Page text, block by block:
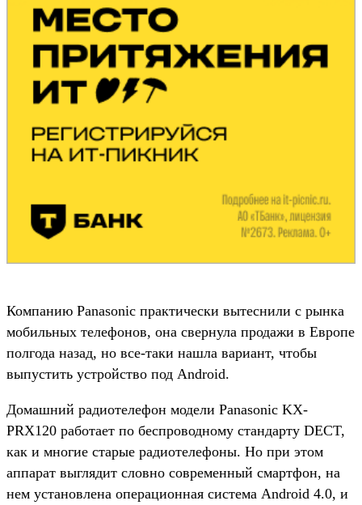
Компанию Panasonic практически вытеснили с рынка
мобильных телефонов, она свернула продажи в Европе
полгода назад, но все-таки нашла вариант, чтобы
выпустить устройство под Android.
Домашний радиотелефон модели Panasonic KX-
PRX120 работает по беспроводному стандарту DECT,
как и многие старые радиотелефоны. Но при этом
аппарат выглядит словно современный смартфон, на
нем установлена операционная система Android 4.0, и